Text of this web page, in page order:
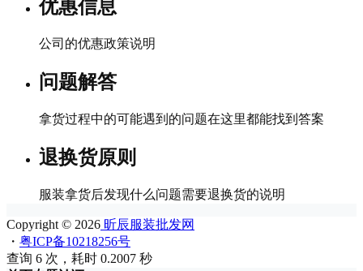
优惠信息
公司的优惠政策说明
问题解答
拿货过程中的可能遇到的问题在这里都能找到答案
退换货原则
服装拿货后发现什么问题需要退换货的说明
Copyright © 2026 昕辰服装批发网
・ 粤ICP备10218256号
查询 6 次，耗时 0.2007 秒